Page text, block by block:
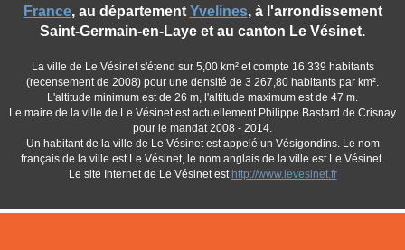
France, au département Yvelines, à l'arrondissement
Saint-Germain-en-Laye et au canton Le Vésinet.
La ville de Le Vésinet s'étend sur 5,00 km² et compte 16 339 habitants
(recensement de 2008) pour une densité de 3 267,80 habitants par km².
L'altitude minimum est de 26 m, l'altitude maximum est de 47 m.
Le maire de la ville de Le Vésinet est actuellement Philippe Bastard de Crisnay
pour le mandat 2008 - 2014.
Un habitant de la ville de Le Vésinet est appelé un Vésigondins. Le nom
français de la ville est Le Vésinet, le nom anglais de la ville est Le Vésinet.
Le site Internet de Le Vésinet est http://www.levesinet.fr